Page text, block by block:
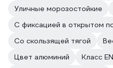
Уличные морозостойкие
С фиксацией в открытом
Со скользящей тягой
Цвет алюминий
Класс